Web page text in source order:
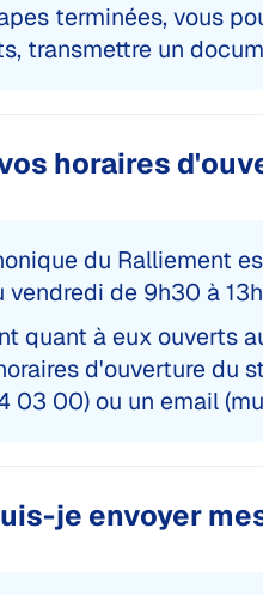
terminées, vous
transmettre un
horaires
du Ralliement
vendredi de 9h30 à 13h
quant à eux ouverts
d'ouverture du
03 00) ou un email (
je envoyer